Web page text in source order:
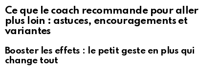
Ce que le coach recommande pour aller
plus loin : astuces, encouragements et
variantes
Booster les effets : le petit geste en plus qui
change tout